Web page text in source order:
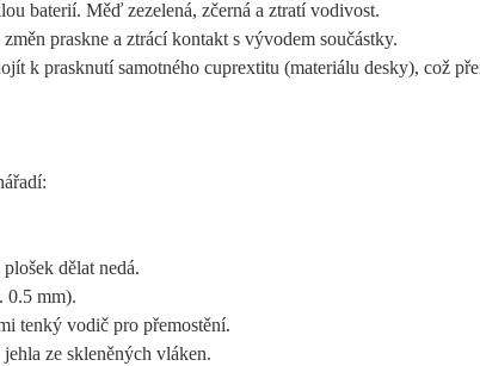
baterií. Měď zezelená, zčerná a ztratí vodivost.
praskne a ztrácí kontakt s vývodem součástky.
k prasknutí samotného cuprextitu (materiálu desky), což
dělat nedá.
0.5 mm).
tenký vodič pro přemostění.
ze skleněných vláken.